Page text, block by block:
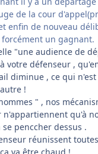
de la cour
enfin de nouveau
un gagnant.
"une audience de
votre défenseur ,
diminue , ce qui n'est
!
" , nos
n'appartiennent qu'à
penccher dessus .
réunissent